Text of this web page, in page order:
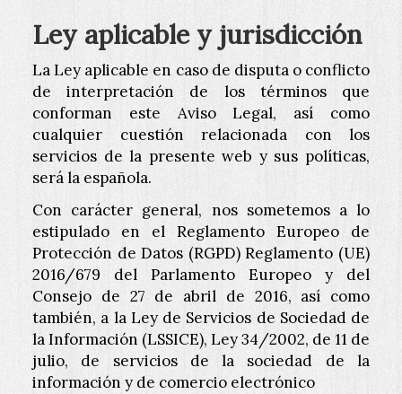
Ley aplicable y jurisdicción
La Ley aplicable en caso de disputa o conflicto
de interpretación de los términos que
conforman este Aviso Legal, así como
cualquier cuestión relacionada con los
servicios de la presente web y sus políticas,
será la española.
Con carácter general, nos sometemos a lo
estipulado en el Reglamento Europeo de
Protección de Datos (RGPD) Reglamento (UE)
2016/679 del Parlamento Europeo y del
Consejo de 27 de abril de 2016, así como
también, a la Ley de Servicios de Sociedad de
la Información (LSSICE), Ley 34/2002, de 11 de
julio, de servicios de la sociedad de la
información y de comercio electrónico